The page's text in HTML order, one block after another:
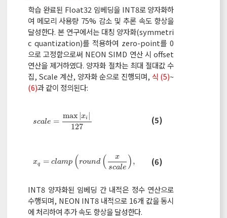
학습 완료된 Float32 임베딩을 INT8로 양자화하
여 메모리 사용량 75% 감소 및 추론 속도 향상을
달성한다. 본 연구에서는 대칭 양자화(symmetri
c quantization)를 적용하여 zero-point를 0
으로 고정함으로써 NEON SIMD 연산 시 offset
연산을 제거하였다. 양자화 절차는 최대 절대값 수
집, Scale 계산, 양자화 순으로 진행되며, 식 (5)~
(6)과 같이 정의된다:
scale =
max xi
127
scale= maxxi127 (5)
xq = clamp (round (
x
scale ) , 127,127
xq=cla mprou n dxscal e, 127,127
(6)
INT8 양자화된 임베딩 간 내적은 정수 연산으로
수행되며, NEON INT8 내적으로 16개 값을 동시
에 처리하여 추가 속도 향상을 달성한다.